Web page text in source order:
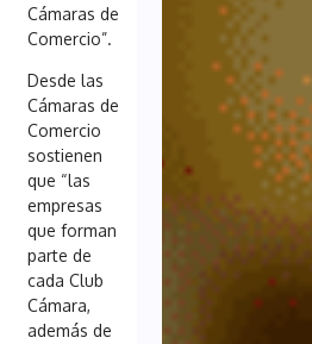
Cámaras de
Comercio”.
Desde las
Cámaras de
Comercio
sostienen
que “las
empresas
que forman
parte de
cada Club
Cámara,
además de